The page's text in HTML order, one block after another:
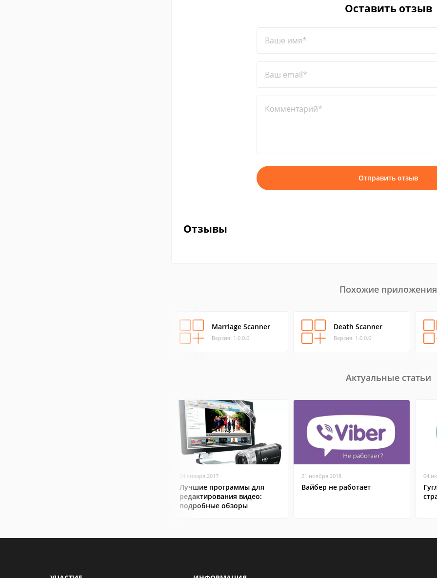
Оставить отзыв
Ваше имя*
Ваш email*
Комментарий*
Отправить отзыв
Отзывы
Похожие приложения
Marriage Scanner
Версия: 1.0.0.0
Death Scanner
Версия: 1.0.0.0
Актуальные статьи
24 января 2017
Лучшие программы для
редактирования видео:
подробные обзоры
21 ноября 2018
Вайбер не работает
04